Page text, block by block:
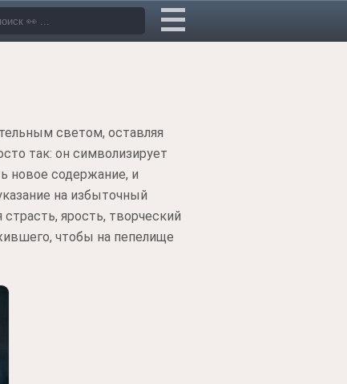
светом, оставляя
так: он символизирует
содержание, и
на избыточный
ярость, творческий
чтобы на пепелище